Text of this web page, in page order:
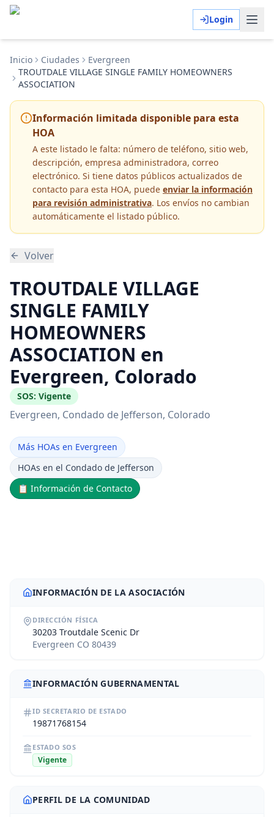
Login
Inicio Ciudades
Evergreen
TROUTDALE VILLAGE SINGLE FAMILY HOMEOWNERS
ASSOCIATION
Información limitada disponible para esta
HOA
A este listado le falta: número de teléfono, sitio web,
descripción, empresa administradora, correo
electrónico. Si tiene datos públicos actualizados de
contacto para esta HOA, puede enviar la información
para revisión administrativa. Los envíos no cambian
automáticamente el listado público.
Volver
TROUTDALE VILLAGE
SINGLE FAMILY
HOMEOWNERS
ASSOCIATION en
Evergreen, Colorado
SOS: Vigente
Evergreen, Condado de Jefferson, Colorado
Más HOAs en Evergreen
HOAs en el Condado de Jefferson
📋 Información de Contacto
INFORMACIÓN DE LA ASOCIACIÓN
DIRECCIÓN FÍSICA
30203 Troutdale Scenic Dr
Evergreen CO 80439
INFORMACIÓN GUBERNAMENTAL
ID SECRETARIO DE ESTADO
19871768154
ESTADO SOS
Vigente
PERFIL DE LA COMUNIDAD